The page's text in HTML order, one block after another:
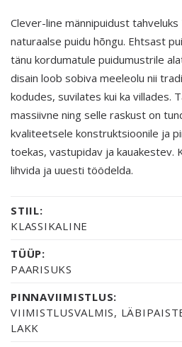
Clever-line männipuidust
naturaalse puidu hõngu. Ehtsast
tänu kordumatule puidumustrile
disain loob sobiva meeleolu nii
kodudes, suvilates kui ka villades.
massiivne ning selle raskust on
kvaliteetsele konstruktsioonile ja
toekas, vastupidav ja kauakestev.
lihvida ja uuesti töödelda.
STIIL:
KLASSIKALINE
TÜÜP:
PAARISUKS
PINNAVIIMISTLUS:
VIIMISTLUSVALMIS,
LAKK